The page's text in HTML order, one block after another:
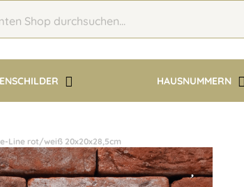
HAUSNUMMERN
Line rot/weiß 20x20x28,5cm